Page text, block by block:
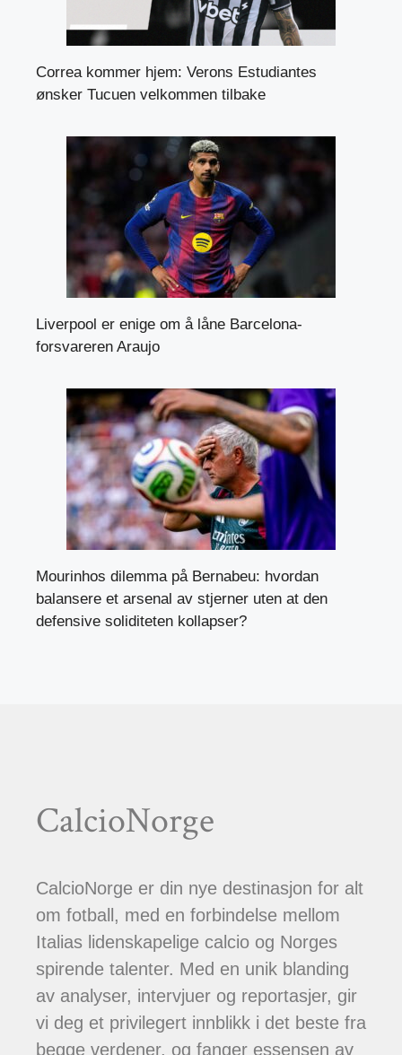
Correa kommer hjem: Verons Estudiantes
ønsker Tucuen velkommen tilbake
Liverpool er enige om å låne Barcelona-
forsvareren Araujo
Mourinhos dilemma på Bernabeu: hvordan
balansere et arsenal av stjerner uten at den
defensive soliditeten kollapser?
CalcioNorge
CalcioNorge er din nye destinasjon for alt
om fotball, med en forbindelse mellom
Italias lidenskapelige calcio og Norges
spirende talenter. Med en unik blanding
av analyser, intervjuer og reportasjer, gir
vi deg et privilegert innblikk i det beste fra
begge verdener, og fanger essensen av